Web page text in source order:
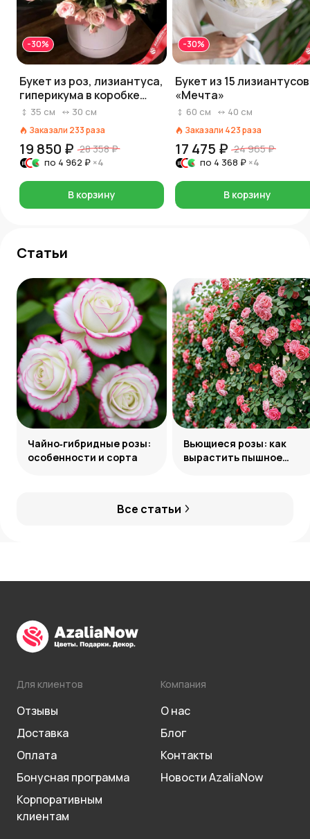
-30%
Букет из роз, лизиантуса,
гиперикума в коробке
«Лучик любви»
35 см 30 см
Заказали 233раза
19 850 ₽ 28 358 ₽
по 4 962 ₽ ×4
В корзину
-30%
Букет из 15 лизиантусов
«Мечта»
60 см 40 см
Заказали 423раза
17 475 ₽ 24 965 ₽
по 4 368 ₽ ×4
В корзину
Статьи
Все статьи
Чайно‑гибридные розы:
особенности и сорта
Вьющиеся розы: как
вырастить пышное
Для клиентов
Отзывы
Доставка
Оплата
Бонусная программа
Корпоративным
клиентам
Компания
О нас
Блог
Контакты
Новости AzaliaNow